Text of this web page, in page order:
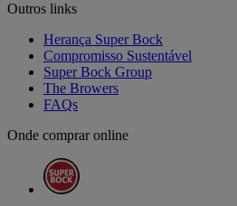
Outros links
Herança Super Bock
Compromisso Sustentável
Super Bock Group
The Browers
FAQs
Onde comprar online